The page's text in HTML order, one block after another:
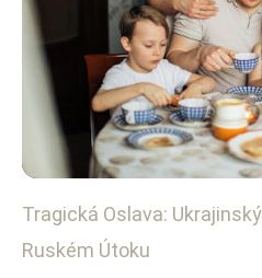
Mezinárodní konflikty a bezpečnost
Ukrajinský Velitel
Tragická Oslava:
Ruském Útoku